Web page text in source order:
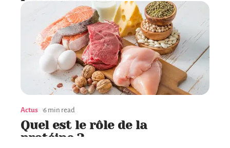
Actus 6 min read
Quel est le rôle de la
protéine ?